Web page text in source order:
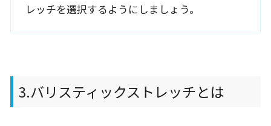
レッチを選択するようにしましょう。
3.バリスティックストレッチとは